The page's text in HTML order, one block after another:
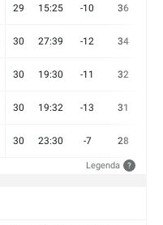
29 15:25 -10 36
30 27:39 -12 34
30 19:30 -11 32
30 19:32 -13 31
30 23:30 -7 28
Legenda ?